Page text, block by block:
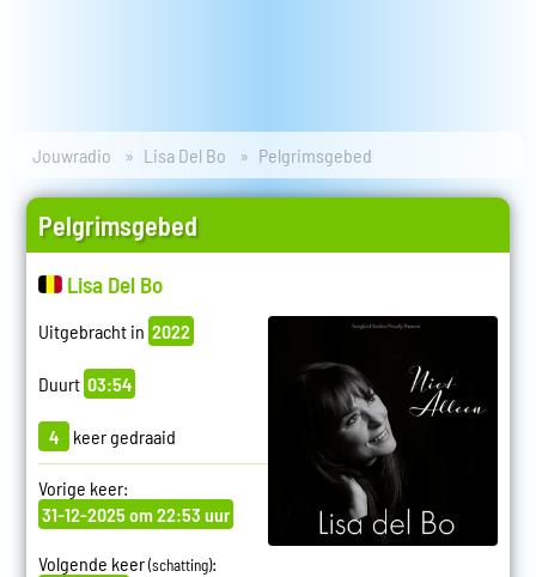
Jouwradio Lisa Del Bo Pelgrimsgebed
Pelgrimsgebed
Lisa Del Bo
Uitgebracht in 2022
Duurt 03:54
4 keer gedraaid
Vorige keer:
31-12-2025 om 22:53 uur
Volgende keer(schatting):